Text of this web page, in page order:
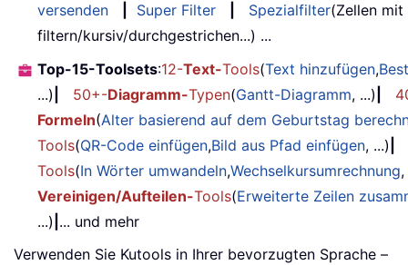
versenden
Super Filter Spezialfilter(Zellen
filtern/kursiv/durchgestrichen...) ...
Top-15-Toolsets:12-Text-Tools(Text hinzufügen,
...)
50+-Diagramm-Typen(Gantt-Diagramm, ...)
Formeln(Alter basierend auf dem Geburtstag
Tools(QR-Code einfügen,Bild aus Pfad einfügen, ...)
Tools(In Wörter umwandeln,Wechselkursumrechnung
Vereinigen/Aufteilen-Tools(Erweiterte Zeilen
...) ... und mehr
Verwenden Sie Kutools in Ihrer bevorzugten Sprache –